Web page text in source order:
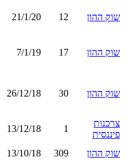
שוק ההון 12
21/1/20
שוק ההון 17
7/1/19
שוק ההון 30
26/12/18
צרכנות
פיננסית
1
13/12/18
שוק ההון 309
13/10/18